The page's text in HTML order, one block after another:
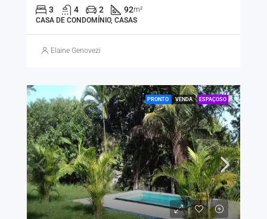
3 4 2 92m²
CASA DE CONDOMÍNIO, CASAS
Elaine Genovezi
PRONTO VENDA ESPAÇOSO